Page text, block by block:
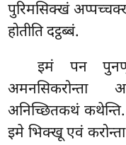
पुरिमसिक्खं
होतीति दट्ठब्बं.
इमं पन
अनिच्छितकथं
इमे भिक्खू एवं